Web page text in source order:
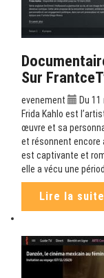
Sur
evenement
Du
Frida Kahlo est
œuvre et sa
et résonnent encore
est captivante et
elle a vécu une
Lire la suite